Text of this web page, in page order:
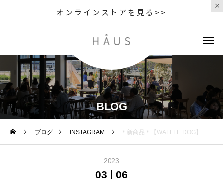
オンラインストアを見る>>
BLOG
ブログ INSTAGRAM ＊新商品＊【WAFFLE DOG】ワッフル生地の触り心地がとても気持ち良くてずっと抱きしめていたくなるおもちゃお腹にはスクィーカーが入っています。わんちゃんのお留守番や添い寝の時のお友達としてもいかがですか？〈サイズ〉縦…約40cm、横…約30cm、厚さ…約11cm＊＊＊＊＊ ＊＊＊＊＊ ＊＊＊＊＊ ＊＊＊＊＊ ＊＊《RECRUIT》トリマーさん募集しております。(1人でカットの仕上げまで出来る経験者の方。)気になる方は、GROOM HAUS → 0852-61-2885またはHAUS → 0852-61-5885までお電話ください。＊＊＊＊＊ ＊＊＊＊＊ ＊＊＊＊＊ ＊＊＊＊＊ ＊＊【HAUS通販サイトではフードやわんちゃんグッズ販売中】http://www.haus2005.jp詳しくは↓@haus_net_store ぜひ、ご覧下さい！GROOM HAUS松江市乃白町20270852-61-2885open 9:00close 18:00#GROOM_HAUS#松江トリミングサロン #松江トリミング #松江スパシャンプー#松江ペットサロン #松江ペット #松江#山陰#島根#hausmatsue#groomhaus
2023
03 06